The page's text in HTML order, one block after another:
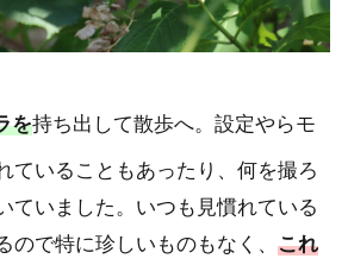
を持ち出して散歩へ。設定やらモ
ていることもあったり、何を撮ろ
ていました。いつも見慣れている
ので特に珍しいものもなく、 これ